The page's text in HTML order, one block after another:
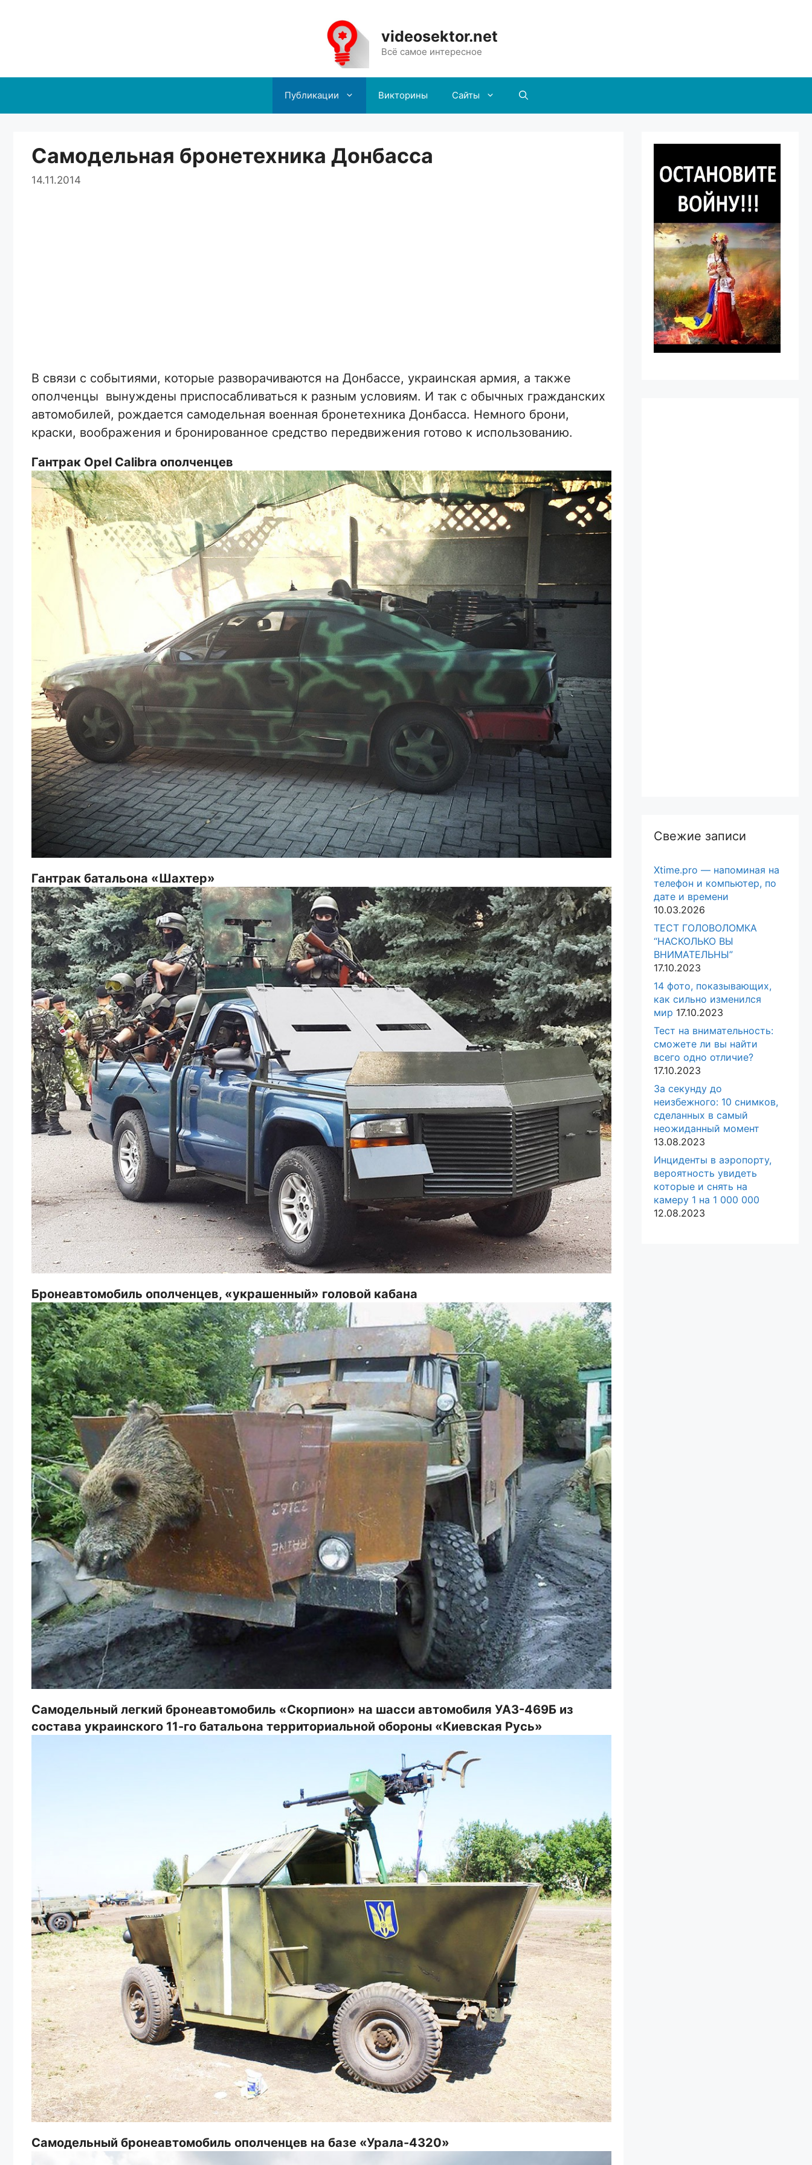
videosektor.net
Всё самое интересное
Публикации Викторины Сайты
Самодельная бронетехника Донбасса
14.11.2014
В связи с событиями, которые разворачиваются на Донбассе, украинская армия, а также
ополченцы вынуждены приспосабливаться к разным условиям. И так с обычных гражданских
автомобилей, рождается самодельная военная бронетехника Донбасса. Немного брони,
краски, воображения и бронированное средство передвижения готово к использованию.
Гантрак Opel Calibra ополченцев
Гантрак батальона «Шахтер»
Бронеавтомобиль ополченцев, «украшенный» головой кабана
Самодельный легкий бронеавтомобиль «Скорпион» на шасси автомобиля УАЗ-469Б из
состава украинского 11-го батальона территориальной обороны «Киевская Русь»
Самодельный бронеавтомобиль ополченцев на базе «Урала-4320»
Свежие записи
Xtime.pro — напоминая на
телефон и компьютер, по
дате и времени
10.03.2026
ТЕСТ ГОЛОВОЛОМКА
“НАСКОЛЬКО ВЫ
ВНИМАТЕЛЬНЫ”
17.10.2023
14 фото, показывающих,
как сильно изменился
мир 17.10.2023
Тест на внимательность:
сможете ли вы найти
всего одно отличие?
17.10.2023
За секунду до
неизбежного: 10 снимков,
сделанных в самый
неожиданный момент
13.08.2023
Инциденты в аэропорту,
вероятность увидеть
которые и снять на
камеру 1 на 1 000 000
12.08.2023